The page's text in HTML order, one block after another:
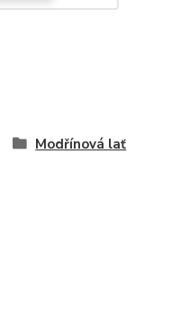
Modřínová lať